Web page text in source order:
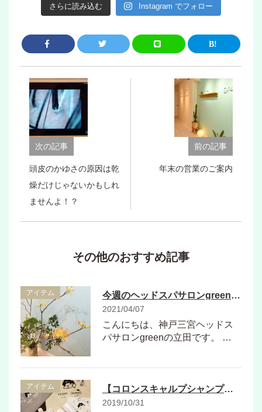
さらに読み込む Instagram でフォロー
次の記事
頭皮のかゆさの原因は乾
燥だけじゃないかもしれ
ませんよ！？
前の記事
年末の営業のご案内
その他のおすすめ記事
アイテム 今週のヘッドスパサロンgreenのお花のご紹介
2021/04/07
こんにちは、神戸三宮ヘッドス
パサロンgreenの立田です。 …
アイテム 【コロンスキャルプシャンプー】が本当にいい！！
2019/10/31